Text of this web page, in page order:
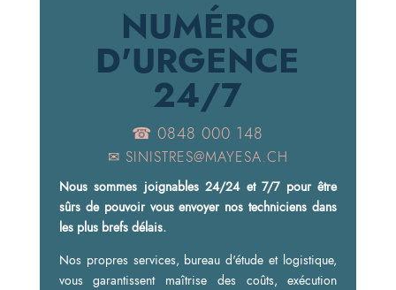
NUMÉRO
D'URGENCE
24/7
☎ 0848 000 148
✉ SINISTRES@MAYESA.CH
Nous sommes joignables 24/24 et 7/7 pour être
sûrs de pouvoir vous envoyer nos techniciens dans
les plus brefs délais.
Nos propres services, bureau d'étude et logistique,
vous garantissent maîtrise des coûts, exécution